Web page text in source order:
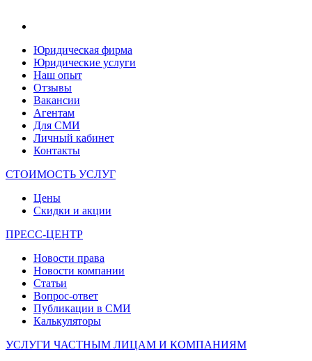
Юридическая фирма
Юридические услуги
Наш опыт
Отзывы
Вакансии
Агентам
Для СМИ
Личный кабинет
Контакты
СТОИМОСТЬ УСЛУГ
Цены
Скидки и акции
ПРЕСС-ЦЕНТР
Новости права
Новости компании
Статьи
Вопрос-ответ
Публикации в СМИ
Калькуляторы
УСЛУГИ ЧАСТНЫМ ЛИЦАМ И КОМПАНИЯМ